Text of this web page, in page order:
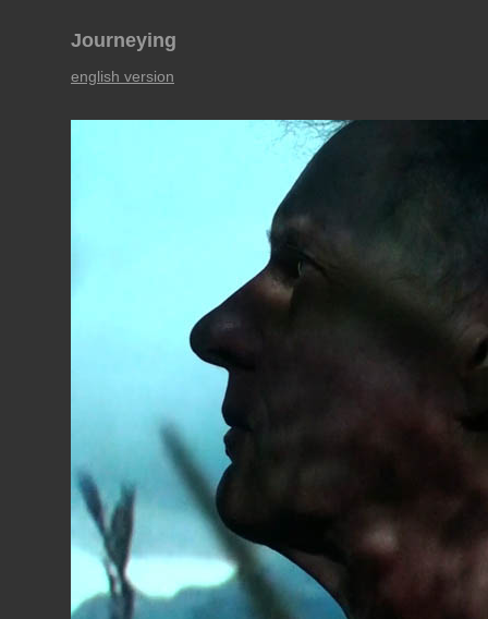
Journeying
english version